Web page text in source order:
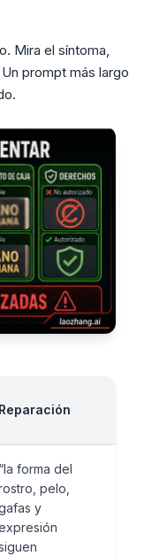
Mira el síntoma,
prompt más largo
Reparación
“la forma del
pelo,
y